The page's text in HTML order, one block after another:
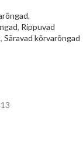
,
, Rippuvad
, Säravad kõrvarõngad